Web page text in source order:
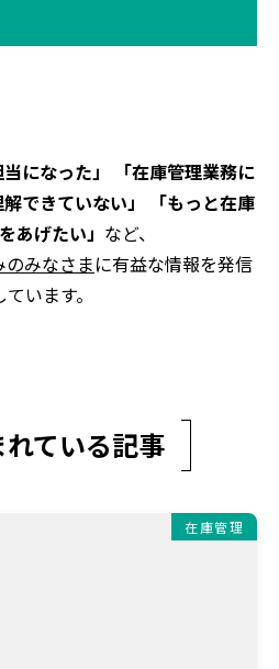
当になった」 「在庫管理業務に
できていない」 「もっと在庫
あげたい」 など、
みなさまに有益な情報を発信
ています。
ている記事
在庫管理